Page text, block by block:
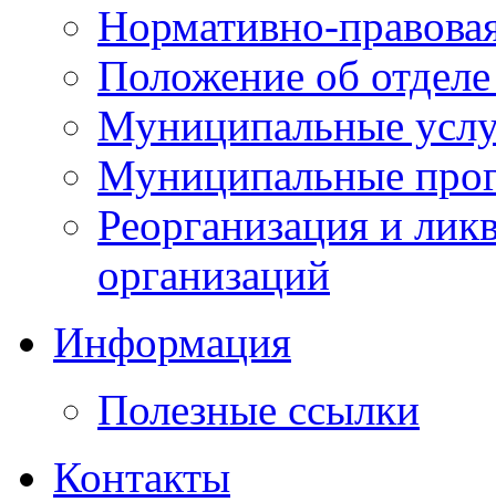
Нормативно-
Положение об
Муниципальные
Муниципальные
Реорганизация и
организаций
Информация
Полезные ссылки
Контакты